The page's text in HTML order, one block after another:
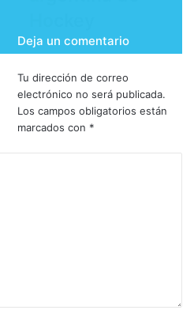
Deja un comentario
Tu dirección de correo
electrónico no será publicada.
Los campos obligatorios están
marcados con *